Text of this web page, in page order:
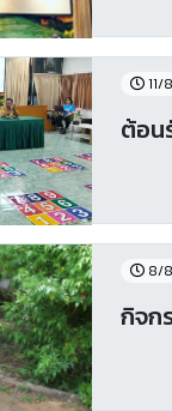
11/
ต้อน
8/
กิจก